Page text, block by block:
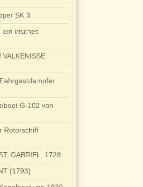
SK 3
ein irisches
VALKENISSE
G-102 von
Rotorschiff
GABRIEL, 1728
(1793)